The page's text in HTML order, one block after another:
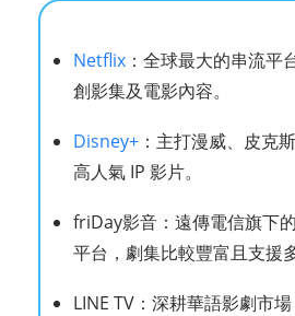
Netflix ：全球最大的串流平
創影集及電影內容。
Disney+ ：主打漫威、皮克
高人氣 IP 影片。
friDay影音：遠傳電信旗下
平台，劇集比較豐富且支援
LINE TV：深耕華語影劇市場